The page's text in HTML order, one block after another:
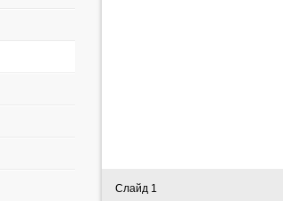
Слайд 1